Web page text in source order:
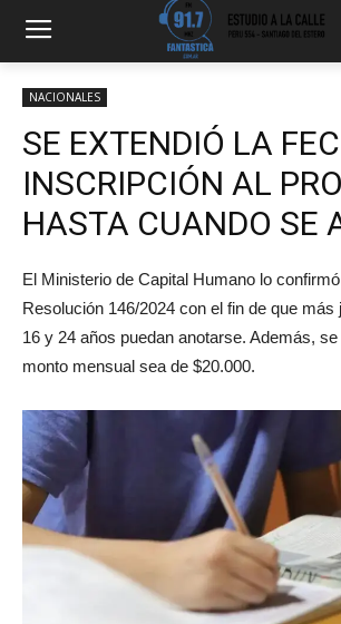
NACIONALES
SE EXTENDIÓ LA
INSCRIPCIÓN AL
HASTA CUANDO SE
El Ministerio de Capital Humano lo
Resolución 146/2024 con el fin de que más
16 y 24 años puedan anotarse. Además,
monto mensual sea de $20.000.